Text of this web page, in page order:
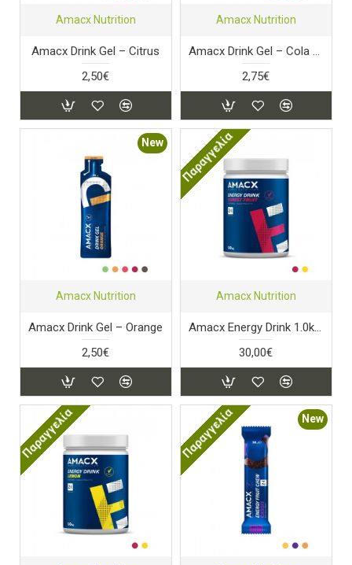
Amacx Nutrition
Amacx Drink Gel – Citrus
2,50€
Amacx Nutrition
Amacx Drink Gel – Cola Caffeine
2,75€
New
Amacx Nutrition
Amacx Drink Gel – Orange
2,50€
Παραγγελία
Amacx Nutrition
Amacx Energy Drink 1.0kg Forest Fruit
30,00€
Παραγγελία New
Παραγγελία